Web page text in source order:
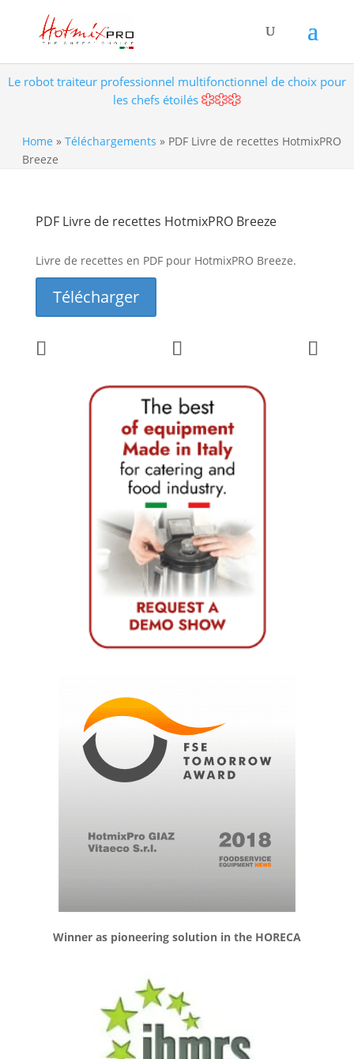
Le robot traiteur professionnel multifonctionnel de choix pour
les chefs étoilés
Home » Téléchargements » PDF Livre de recettes HotmixPRO
Breeze
PDF Livre de recettes HotmixPRO Breeze
Livre de recettes en PDF pour HotmixPRO Breeze.
Télécharger
Winner as pioneering solution in the HORECA